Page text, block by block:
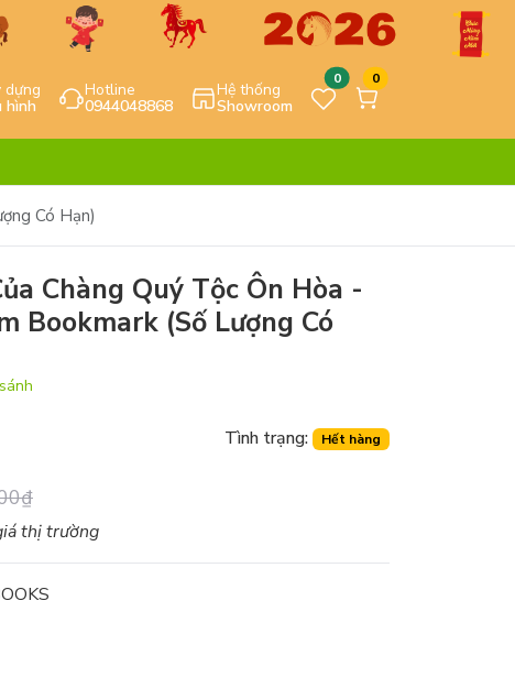
dựng
hình
Hotline
0944048868
Hệ thống
Showroom
0 0
Có Hạn)
Chàng Quý Tộc Ôn Hòa -
Bookmark (Số Lượng Có
Tình trạng: Hết hàng
thị trường